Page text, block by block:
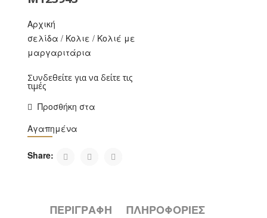
Αρχική
σελίδα / Κολιε / Κολιέ με
μαργαριτάρια
Συνδεθείτε για να δείτε τις
τιμές
Προσθήκη στα
Αγαπημένα
Share:
ΠΕΡΙΓΡΑΦΉ ΠΛΗΡΟΦΟΡΙΕΣ